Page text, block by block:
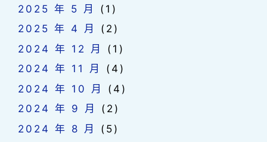
2025 年 5 月
(1)
2025 年 4 月
(2)
2024 年 12 月
(1)
2024 年 11 月
(4)
2024 年 10 月
(4)
2024 年 9 月
(2)
2024 年 8 月
(5)